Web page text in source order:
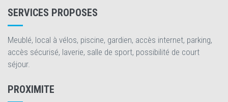
SERVICES PROPOSES
Meublé, local à vélos, piscine, gardien, accès internet, parking,
accès sécurisé, laverie, salle de sport, possibilité de court
séjour.
PROXIMITE